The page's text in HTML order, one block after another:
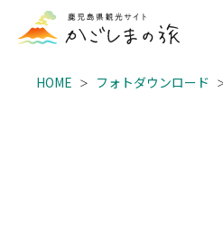
HOME フォトダウンロード